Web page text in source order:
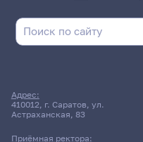
Адрес:
410012, г. Саратов, ул.
Астраханская, 83
Приёмная ректора: